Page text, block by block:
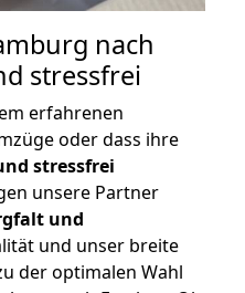
nach
stressfrei
erfahrenen
oder dass ihre
stressfrei
unsere Partner
und
und unser breite
der optimalen Wahl